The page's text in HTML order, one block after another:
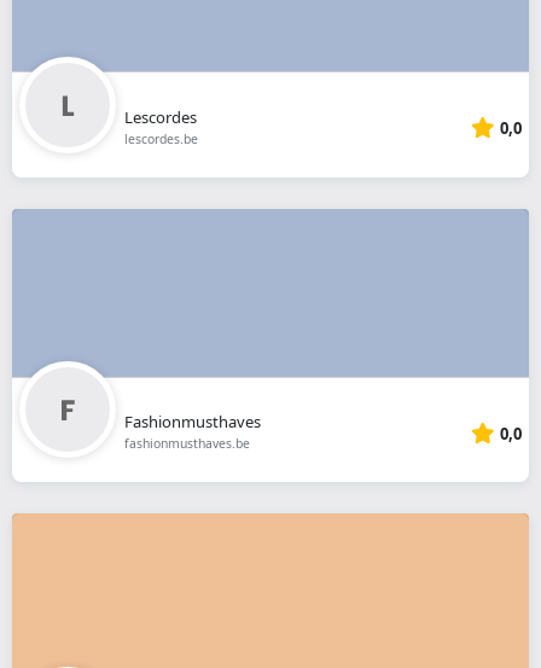
Lescordes
lescordes.be 0,0
Fashionmusthaves
fashionmusthaves.be 0,0